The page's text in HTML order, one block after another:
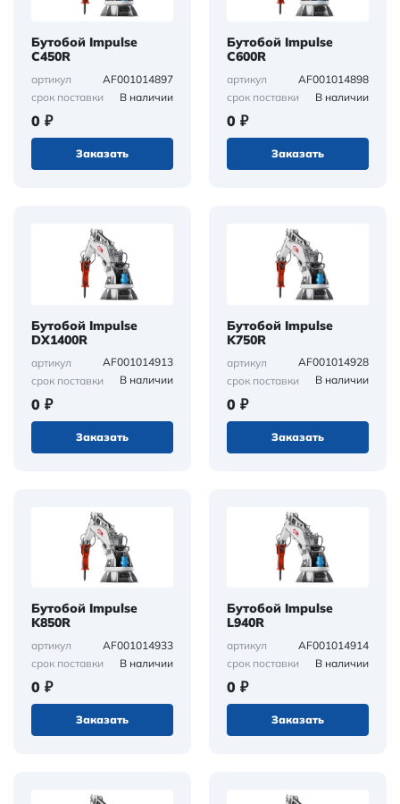
Бутобой Impulse
C450R
артикул
AF001014897
срок поставки
В наличии
0 ₽
Заказать
Бутобой Impulse
C600R
артикул
AF001014898
срок поставки
В наличии
0 ₽
Заказать
Бутобой Impulse
DX1400R
артикул
AF001014913
срок поставки
В наличии
0 ₽
Заказать
Бутобой Impulse
K750R
артикул
AF001014928
срок поставки
В наличии
0 ₽
Заказать
Бутобой Impulse
K850R
артикул
AF001014933
срок поставки
В наличии
0 ₽
Заказать
Бутобой Impulse
L940R
артикул
AF001014914
срок поставки
В наличии
0 ₽
Заказать